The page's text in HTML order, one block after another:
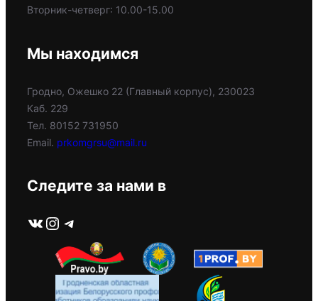
Вторник-четверг: 10.00-15.00
Мы находимся
Гродно, Ожешко 22 (Главный корпус), 230023
Каб. 229
Тел. 80152 731950
Email. prkomgrsu@mail.ru
Следите за нами в
ВКонтакте Instagram Telegram